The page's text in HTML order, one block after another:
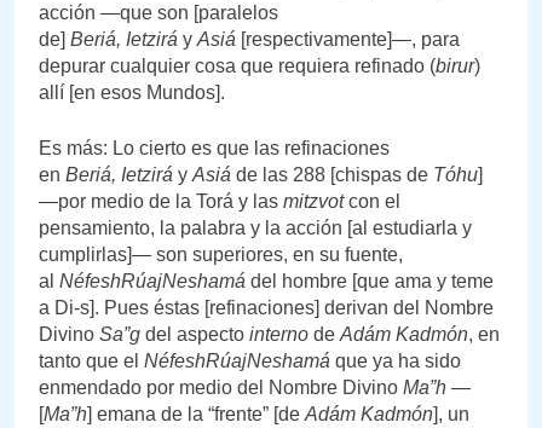
acción —que son [paralelos
de] Beriá, Ietzirá y Asiá [respectivamente]—, para
depurar cualquier cosa que requiera refinado (birur)
allí [en esos Mundos].
Es más: Lo cierto es que las refinaciones
en Beriá, Ietzirá y Asiá de las 288 [chispas de Tóhu]
—por medio de la Torá y las mitzvotcon el
pensamiento, la palabra y la acción [al estudiarla y
cumplirlas]— son superiores, en su fuente,
al NéfeshRúajNeshamá del hombre [que ama y teme
a Di-s]. Pues éstas [refinaciones] derivan del Nombre
Divino Sa”g del aspecto interno de Adám Kadmón, en
tanto que el NéfeshRúajNeshamá que ya ha sido
enmendado por medio del Nombre Divino Ma”h —
[Ma”h] emana de la “frente” [de Adám Kadmón], un